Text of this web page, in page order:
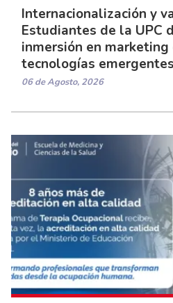
Internacionalización y
Estudiantes de la UPC
inmersión en
tecnologías
06 de Agosto, 2026